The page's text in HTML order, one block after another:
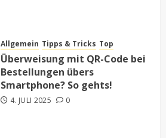
Allgemein Tipps & Tricks Top
Überweisung mit QR-Code bei
Bestellungen übers
Smartphone? So gehts!
4. JULI 2025 0